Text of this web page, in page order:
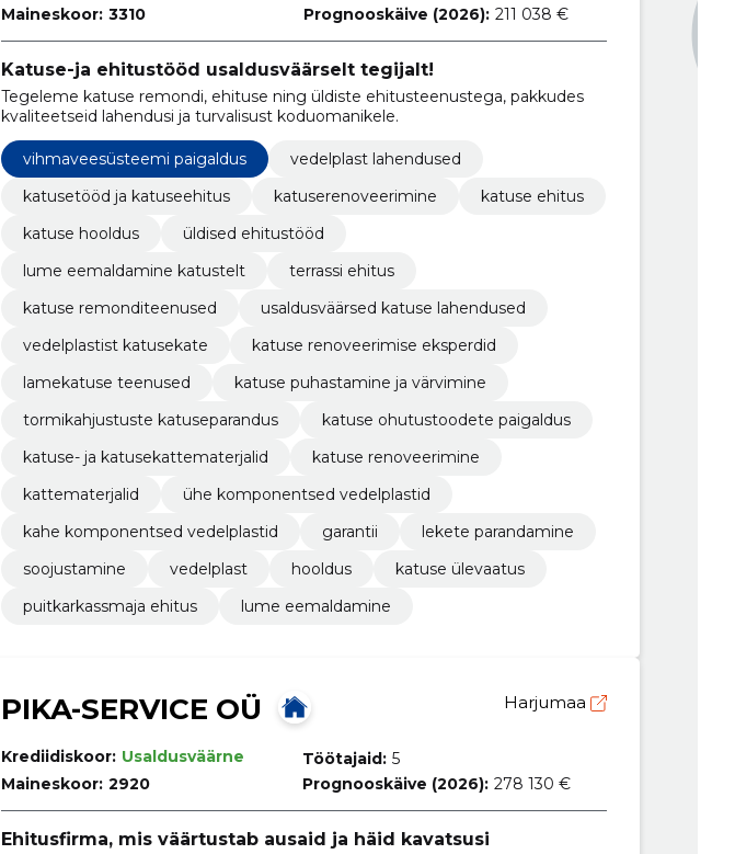
Maineskoor: 3310
Prognooskäive (2026): 211 038 €
Katuse-ja ehitustööd usaldusväärselt tegijalt!
Tegeleme katuse remondi, ehituse ning üldiste ehitusteenustega, pakkudes
kvaliteetseid lahendusi ja turvalisust koduomanikele.
vihmaveesüsteemi paigaldus
vedelplast lahendused
katusetööd ja katuseehitus
katuserenoveerimine
katuse ehitus
katuse hooldus
üldised ehitustööd
lume eemaldamine katustelt
terrassi ehitus
katuse remonditeenused
usaldusväärsed katuse lahendused
vedelplastist katusekate
katuse renoveerimise eksperdid
lamekatuse teenused
katuse puhastamine ja värvimine
tormikahjustuste katuseparandus
katuse ohutustoodete paigaldus
katuse- ja katusekattematerjalid
katuse renoveerimine
kattematerjalid
ühe komponentsed vedelplastid
kahe komponentsed vedelplastid
garantii
lekete parandamine
soojustamine
vedelplast hooldus
katuse ülevaatus
puitkarkassmaja ehitus
lume eemaldamine
PIKA-SERVICE OÜ Harjumaa
Krediidiskoor: Usaldusväärne
Maineskoor: 2920
Töötajaid: 5
Prognooskäive (2026): 278 130 €
Ehitusfirma, mis väärtustab ausaid ja häid kavatsusi